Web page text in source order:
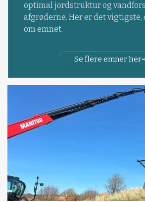
optimal jordstruktur og
afgrøderne. Her er det vigtigste,
om emnet.
Se flere emner her